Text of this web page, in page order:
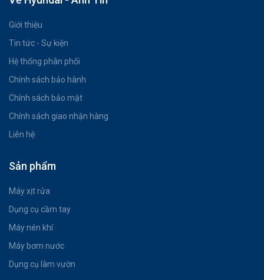
Giới thiệu
Tin tức - Sự kiện
Hệ thống phân phối
Chính sách bảo hành
Chính sách bảo mật
Chính sách giao nhận hàng
Liên hệ
Sản phẩm
Máy xịt rửa
Dụng cụ cầm tay
Máy nén khí
Máy bơm nước
Dụng cụ làm vườn